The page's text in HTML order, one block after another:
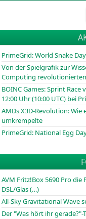
PrimeGrid: World Snake
Von der Spielgrafik zur
Computing revolutionierten
BOINCGames: Sprint Race
12:00 Uhr (10:00 UTC) bei
AMDs X3D-Revolution:
umkrempelte
PrimeGrid: National Egg
AVM Fritz!Box 5690 Pro
DSL/Glas (…)
All-Sky Gravitational Wave
Der "Was hört ihr gerade?"-